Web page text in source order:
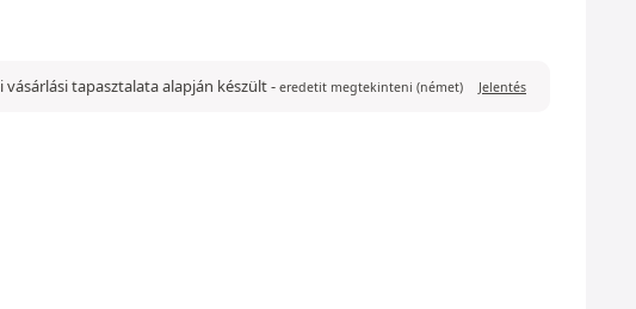
vásárlási tapasztalata alapján készült- eredetit megtekinteni (német) Jelentés